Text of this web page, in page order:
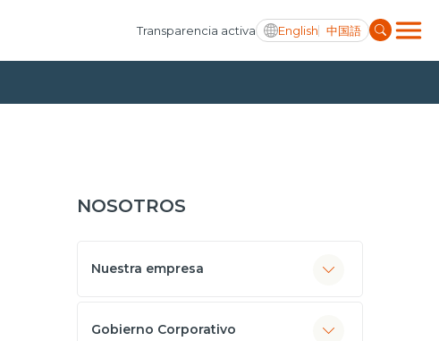
Transparencia activa English 中国語
NOSOTROS
Nuestra empresa
Gobierno Corporativo